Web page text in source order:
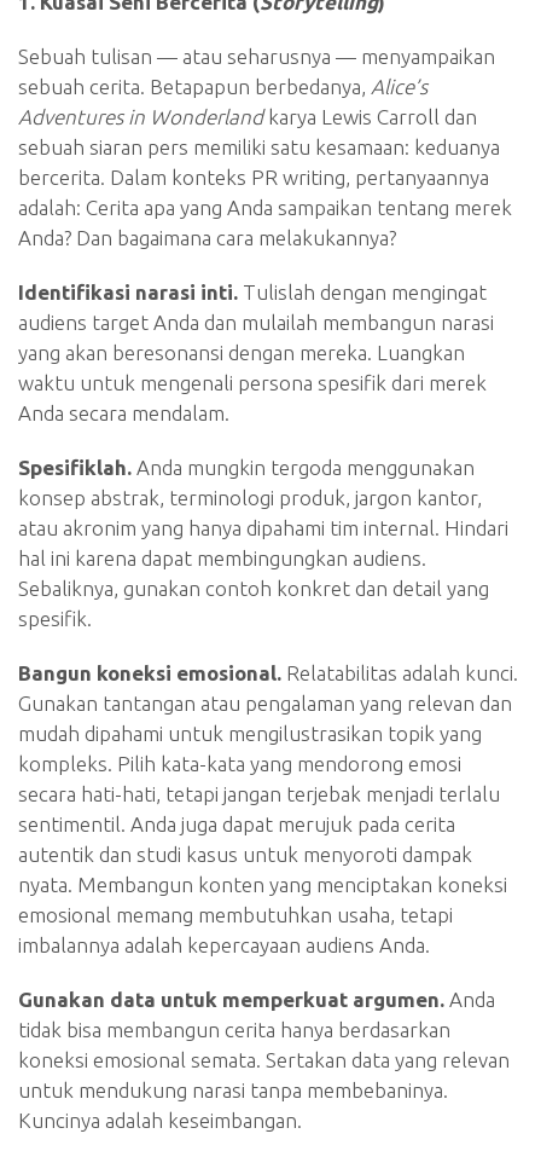
Sebuah tulisan — atau seharusnya — menyampaikan
sebuah cerita. Betapapun berbedanya, Alice’s
Adventures in Wonderlandkarya Lewis Carroll dan
sebuah siaran pers memiliki satu kesamaan: keduanya
bercerita. Dalam konteks PR writing, pertanyaannya
adalah: Cerita apa yang Anda sampaikan tentang merek
Anda? Dan bagaimana cara melakukannya?
Identifikasi narasi inti. Tulislah dengan mengingat
audiens target Anda dan mulailah membangun narasi
yang akan beresonansi dengan mereka. Luangkan
waktu untuk mengenali persona spesifik dari merek
Anda secara mendalam.
Spesifiklah. Anda mungkin tergoda menggunakan
konsep abstrak, terminologi produk, jargon kantor,
atau akronim yang hanya dipahami tim internal. Hindari
hal ini karena dapat membingungkan audiens.
Sebaliknya, gunakan contoh konkret dan detail yang
spesifik.
Bangun koneksi emosional. Relatabilitas adalah kunci.
Gunakan tantangan atau pengalaman yang relevan dan
mudah dipahami untuk mengilustrasikan topik yang
kompleks. Pilih kata-kata yang mendorong emosi
secara hati-hati, tetapi jangan terjebak menjadi terlalu
sentimentil. Anda juga dapat merujuk pada cerita
autentik dan studi kasus untuk menyoroti dampak
nyata. Membangun konten yang menciptakan koneksi
emosional memang membutuhkan usaha, tetapi
imbalannya adalah kepercayaan audiens Anda.
Gunakan data untuk memperkuat argumen. Anda
tidak bisa membangun cerita hanya berdasarkan
koneksi emosional semata. Sertakan data yang relevan
untuk mendukung narasi tanpa membebaninya.
Kuncinya adalah keseimbangan.